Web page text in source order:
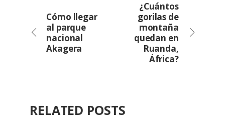
Cómo llegar
al parque
nacional
Akagera
¿Cuántos
gorilas de
montaña
quedan en
Ruanda,
África?
RELATED POSTS